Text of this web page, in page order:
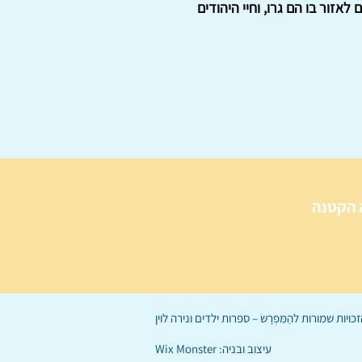
הייתה גדולה ומאושרת. כשהייתה בת 11 פלשו הגרמנים לאזור בו הם גרו, וחיי היהודים
הקטנה
הַמִּפְרָשׂ – ספרות ילדים ונירה לוין
עיצוב ובניה: Wix Monster